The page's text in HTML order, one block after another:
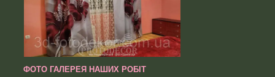
ФОТО ГАЛЕРЕЯ НАШИХ РОБІТ